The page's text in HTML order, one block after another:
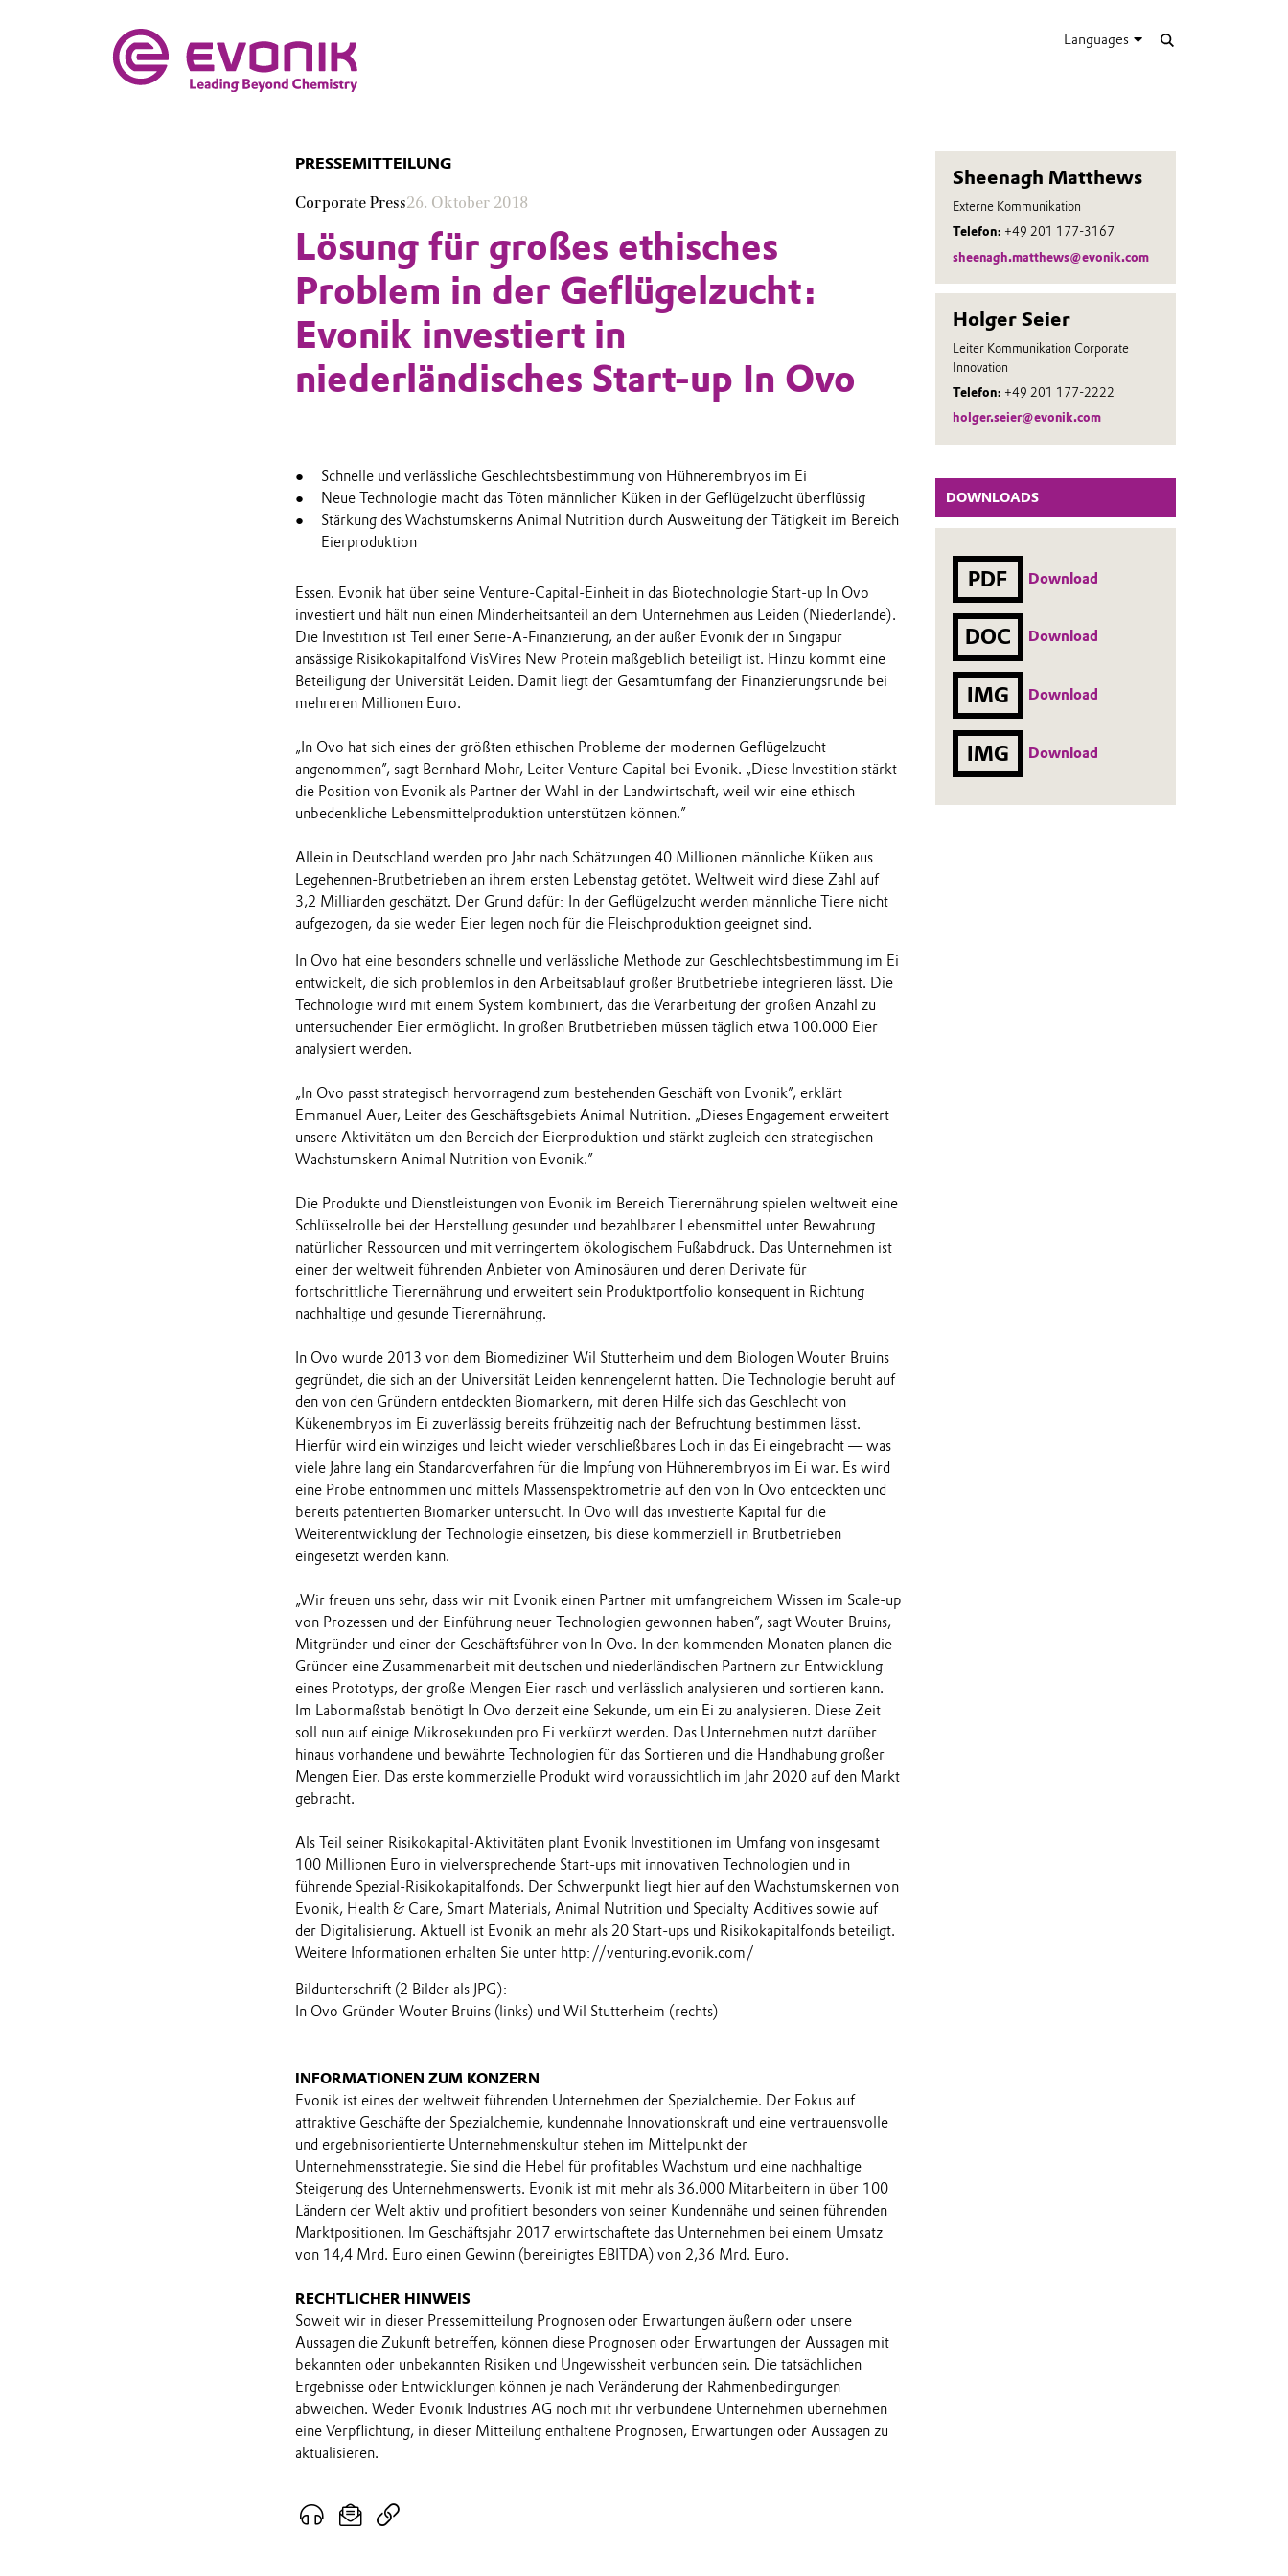
Languages
Sheenagh Matthews
Externe Kommunikation
Telefon: +49 201 177-3167
sheenagh.matthews@evonik.com
Holger Seier
Leiter Kommunikation Corporate
Innovation
Telefon: +49 201 177-2222
holger.seier@evonik.com
DOWNLOADS
PDF Download
DOC Download
IMG Download
IMG Download
PRESSEMITTEILUNG
Corporate Press26. Oktober 2018
Lösung für großes ethisches
Problem in der Geflügelzucht:
Evonik investiert in
niederländisches Start-up In Ovo
Schnelle und verlässliche Geschlechtsbestimmung von Hühnerembryos im Ei
Neue Technologie macht das Töten männlicher Küken in der Geflügelzucht überflüssig
Stärkung des Wachstumskerns Animal Nutrition durch Ausweitung der Tätigkeit im Bereich
Eierproduktion
Essen. Evonik hat über seine Venture-Capital-Einheit in das Biotechnologie Start-up In Ovo
investiert und hält nun einen Minderheitsanteil an dem Unternehmen aus Leiden (Niederlande).
Die Investition ist Teil einer Serie-A-Finanzierung, an der außer Evonik der in Singapur
ansässige Risikokapitalfond VisVires New Protein maßgeblich beteiligt ist. Hinzu kommt eine
Beteiligung der Universität Leiden. Damit liegt der Gesamtumfang der Finanzierungsrunde bei
mehreren Millionen Euro.
„In Ovo hat sich eines der größten ethischen Probleme der modernen Geflügelzucht
angenommen”, sagt Bernhard Mohr, Leiter Venture Capital bei Evonik. „Diese Investition stärkt
die Position von Evonik als Partner der Wahl in der Landwirtschaft, weil wir eine ethisch
unbedenkliche Lebensmittelproduktion unterstützen können.”
Allein in Deutschland werden pro Jahr nach Schätzungen 40 Millionen männliche Küken aus
Legehennen-Brutbetrieben an ihrem ersten Lebenstag getötet. Weltweit wird diese Zahl auf
3,2 Milliarden geschätzt. Der Grund dafür: In der Geflügelzucht werden männliche Tiere nicht
aufgezogen, da sie weder Eier legen noch für die Fleischproduktion geeignet sind.
In Ovo hat eine besonders schnelle und verlässliche Methode zur Geschlechtsbestimmung im Ei
entwickelt, die sich problemlos in den Arbeitsablauf großer Brutbetriebe integrieren lässt. Die
Technologie wird mit einem System kombiniert, das die Verarbeitung der großen Anzahl zu
untersuchender Eier ermöglicht. In großen Brutbetrieben müssen täglich etwa 100.000 Eier
analysiert werden.
„In Ovo passt strategisch hervorragend zum bestehenden Geschäft von Evonik”, erklärt
Emmanuel Auer, Leiter des Geschäftsgebiets Animal Nutrition. „Dieses Engagement erweitert
unsere Aktivitäten um den Bereich der Eierproduktion und stärkt zugleich den strategischen
Wachstumskern Animal Nutrition von Evonik.”
Die Produkte und Dienstleistungen von Evonik im Bereich Tierernährung spielen weltweit eine
Schlüsselrolle bei der Herstellung gesunder und bezahlbarer Lebensmittel unter Bewahrung
natürlicher Ressourcen und mit verringertem ökologischem Fußabdruck. Das Unternehmen ist
einer der weltweit führenden Anbieter von Aminosäuren und deren Derivate für
fortschrittliche Tierernährung und erweitert sein Produktportfolio konsequent in Richtung
nachhaltige und gesunde Tierernährung.
In Ovo wurde 2013 von dem Biomediziner Wil Stutterheim und dem Biologen Wouter Bruins
gegründet, die sich an der Universität Leiden kennengelernt hatten. Die Technologie beruht auf
den von den Gründern entdeckten Biomarkern, mit deren Hilfe sich das Geschlecht von
Kükenembryos im Ei zuverlässig bereits frühzeitig nach der Befruchtung bestimmen lässt.
Hierfür wird ein winziges und leicht wieder verschließbares Loch in das Ei eingebracht — was
viele Jahre lang ein Standardverfahren für die Impfung von Hühnerembryos im Ei war. Es wird
eine Probe entnommen und mittels Massenspektrometrie auf den von In Ovo entdeckten und
bereits patentierten Biomarker untersucht. In Ovo will das investierte Kapital für die
Weiterentwicklung der Technologie einsetzen, bis diese kommerziell in Brutbetrieben
eingesetzt werden kann.
„Wir freuen uns sehr, dass wir mit Evonik einen Partner mit umfangreichem Wissen im Scale-up
von Prozessen und der Einführung neuer Technologien gewonnen haben”, sagt Wouter Bruins,
Mitgründer und einer der Geschäftsführer von In Ovo. In den kommenden Monaten planen die
Gründer eine Zusammenarbeit mit deutschen und niederländischen Partnern zur Entwicklung
eines Prototyps, der große Mengen Eier rasch und verlässlich analysieren und sortieren kann.
Im Labormaßstab benötigt In Ovo derzeit eine Sekunde, um ein Ei zu analysieren. Diese Zeit
soll nun auf einige Mikrosekunden pro Ei verkürzt werden. Das Unternehmen nutzt darüber
hinaus vorhandene und bewährte Technologien für das Sortieren und die Handhabung großer
Mengen Eier. Das erste kommerzielle Produkt wird voraussichtlich im Jahr 2020 auf den Markt
gebracht.
Als Teil seiner Risikokapital-Aktivitäten plant Evonik Investitionen im Umfang von insgesamt
100 Millionen Euro in vielversprechende Start-ups mit innovativen Technologien und in
führende Spezial-Risikokapitalfonds. Der Schwerpunkt liegt hier auf den Wachstumskernen von
Evonik, Health & Care, Smart Materials, Animal Nutrition und Specialty Additives sowie auf
der Digitalisierung. Aktuell ist Evonik an mehr als 20 Start-ups und Risikokapitalfonds beteiligt.
Weitere Informationen erhalten Sie unter http://venturing.evonik.com/
Bildunterschrift (2 Bilder als JPG):
In Ovo Gründer Wouter Bruins (links) und Wil Stutterheim (rechts)
INFORMATIONEN ZUM KONZERN
Evonik ist eines der weltweit führenden Unternehmen der Spezialchemie. Der Fokus auf
attraktive Geschäfte der Spezialchemie, kundennahe Innovationskraft und eine vertrauensvolle
und ergebnisorientierte Unternehmenskultur stehen im Mittelpunkt der
Unternehmensstrategie. Sie sind die Hebel für profitables Wachstum und eine nachhaltige
Steigerung des Unternehmenswerts. Evonik ist mit mehr als 36.000 Mitarbeitern in über 100
Ländern der Welt aktiv und profitiert besonders von seiner Kundennähe und seinen führenden
Marktpositionen. Im Geschäftsjahr 2017 erwirtschaftete das Unternehmen bei einem Umsatz
von 14,4 Mrd. Euro einen Gewinn (bereinigtes EBITDA) von 2,36 Mrd. Euro.
RECHTLICHER HINWEIS
Soweit wir in dieser Pressemitteilung Prognosen oder Erwartungen äußern oder unsere
Aussagen die Zukunft betreffen, können diese Prognosen oder Erwartungen der Aussagen mit
bekannten oder unbekannten Risiken und Ungewissheit verbunden sein. Die tatsächlichen
Ergebnisse oder Entwicklungen können je nach Veränderung der Rahmenbedingungen
abweichen. Weder Evonik Industries AG noch mit ihr verbundene Unternehmen übernehmen
eine Verpflichtung, in dieser Mitteilung enthaltene Prognosen, Erwartungen oder Aussagen zu
aktualisieren.